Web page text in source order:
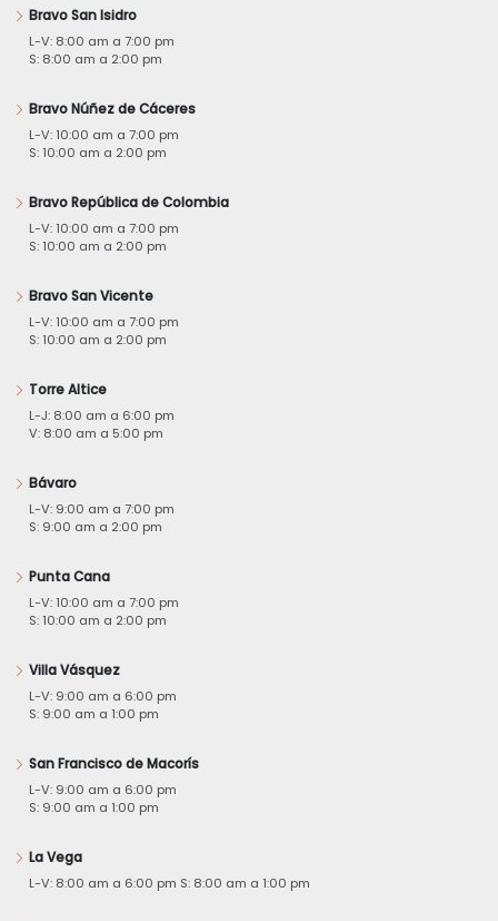
Bravo San Isidro
L-V: 8:00 am a 7:00 pm
S: 8:00 am a 2:00 pm
Bravo Núñez de Cáceres
L-V: 10:00 am a 7:00 pm
S: 10:00 am a 2:00 pm
Bravo República de Colombia
L-V: 10:00 am a 7:00 pm
S: 10:00 am a 2:00 pm
Bravo San Vicente
L-V: 10:00 am a 7:00 pm
S: 10:00 am a 2:00 pm
Torre Altice
L-J: 8:00 am a 6:00 pm
V: 8:00 am a 5:00 pm
Bávaro
L-V: 9:00 am a 7:00 pm
S: 9:00 am a 2:00 pm
Punta Cana
L-V: 10:00 am a 7:00 pm
S: 10:00 am a 2:00 pm
Villa Vásquez
L-V: 9:00 am a 6:00 pm
S: 9:00 am a 1:00 pm
San Francisco de Macorís
L-V: 9:00 am a 6:00 pm
S: 9:00 am a 1:00 pm
La Vega
L-V: 8:00 am a 6:00 pm S: 8:00 am a 1:00 pm